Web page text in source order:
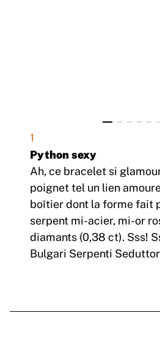
1
Python sexy
Ah, ce bracelet si
poignet tel un lien
boîtier dont la forme fait
serpent mi-acier, mi-or
diamants (0,38 ct). Sss!
Bulgari Serpenti